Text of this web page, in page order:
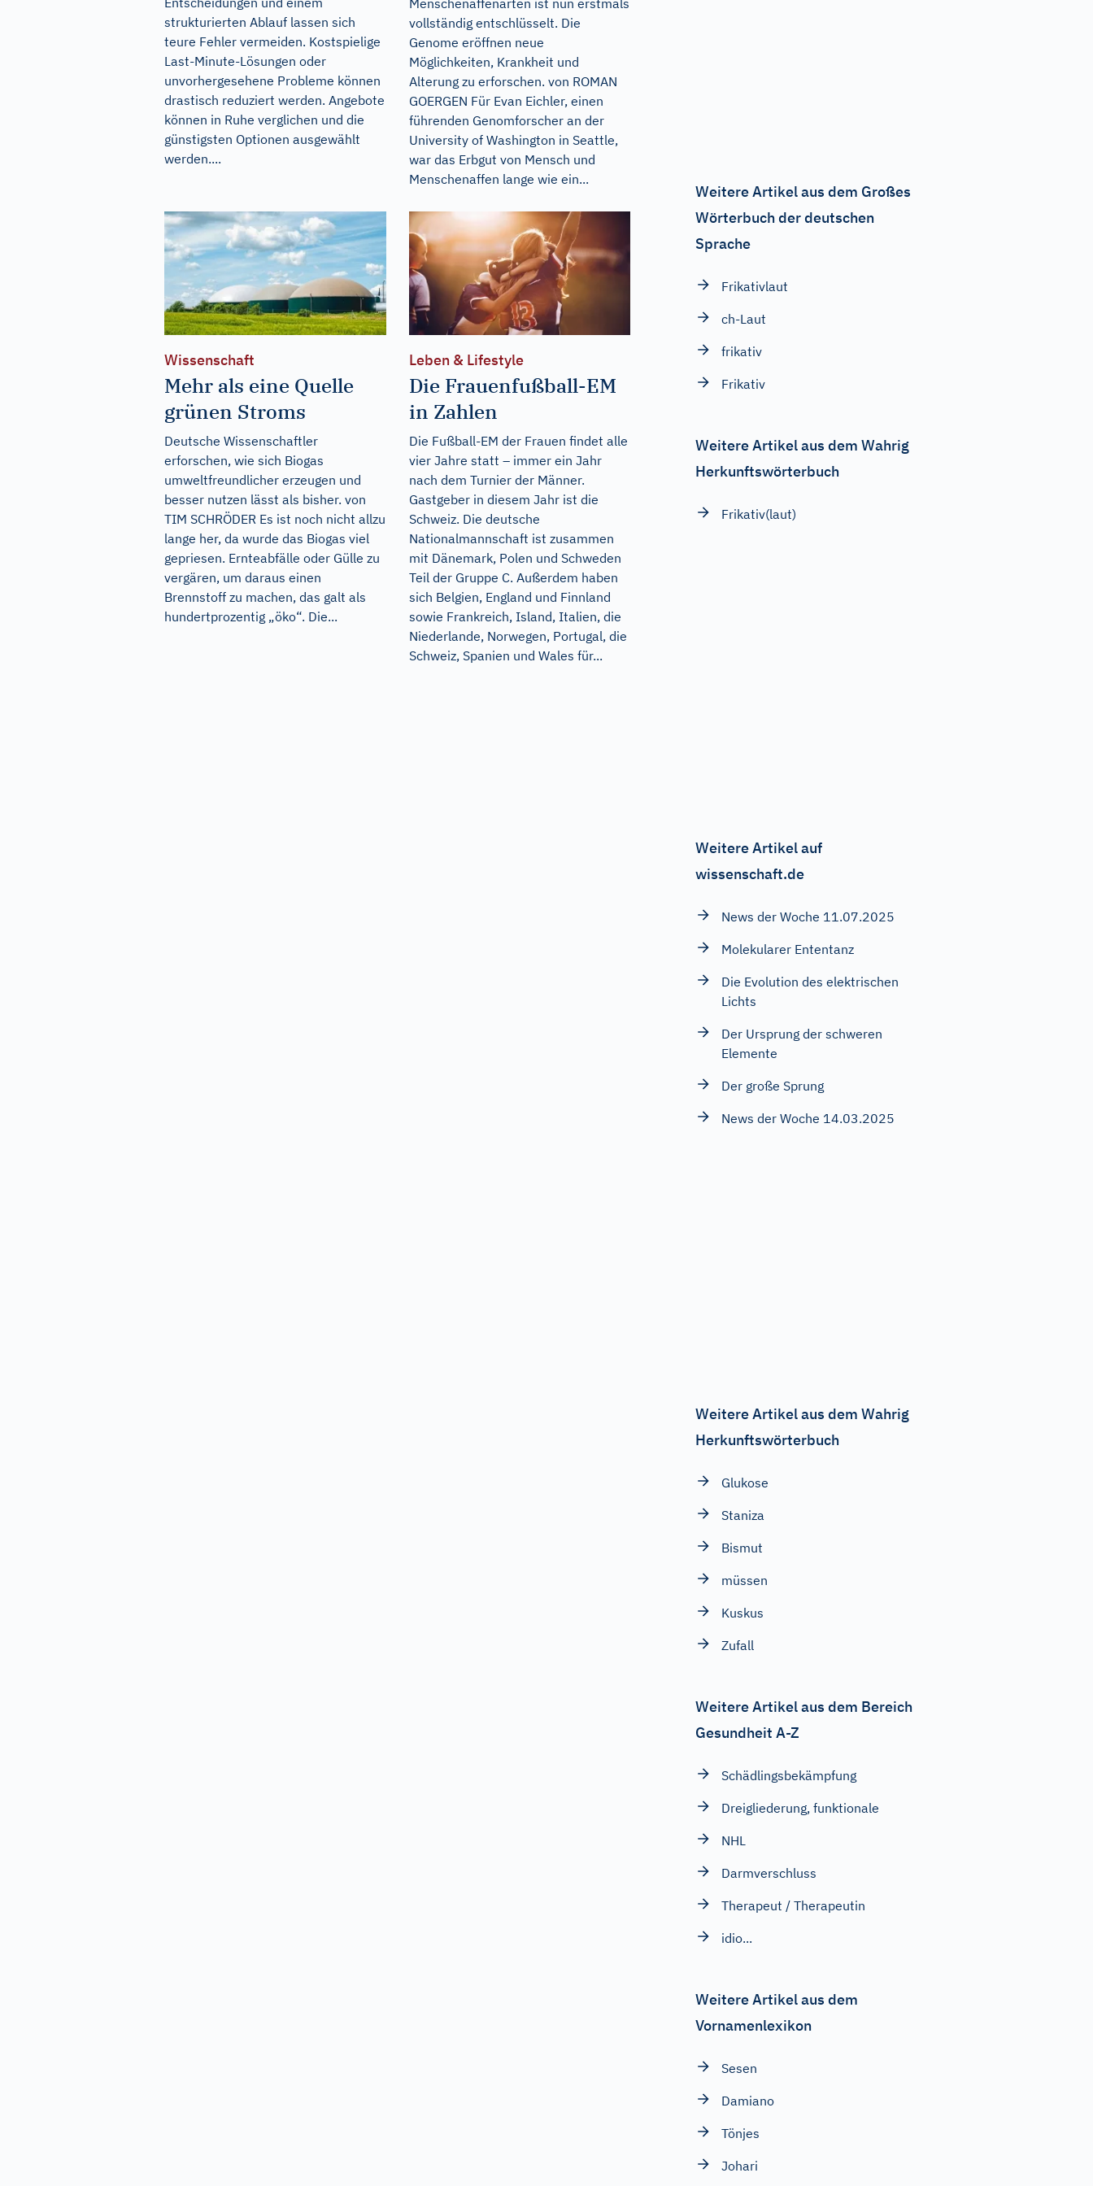
strukturierten Ablauf lassen sich
teure Fehler vermeiden. Kostspielige
Last-Minute-Lösungen oder
unvorhergesehene Probleme können
drastisch reduziert werden. Angebote
können in Ruhe verglichen und die
günstigsten Optionen ausgewählt
werden....
vollständig entschlüsselt. Die
Genome eröffnen neue
Möglichkeiten, Krankheit und
Alterung zu erforschen. von ROMAN
GOERGEN Für Evan Eichler, einen
führenden Genomforscher an der
University of Washington in Seattle,
war das Erbgut von Mensch und
Menschenaffen lange wie ein...
Wissenschaft
Mehr als eine Quelle
grünen Stroms
Deutsche Wissenschaftler
erforschen, wie sich Biogas
umweltfreundlicher erzeugen und
besser nutzen lässt als bisher. von
TIM SCHRÖDER Es ist noch nicht allzu
lange her, da wurde das Biogas viel
gepriesen. Ernteabfälle oder Gülle zu
vergären, um daraus einen
Brennstoff zu machen, das galt als
hundertprozentig „öko“. Die...
Leben & Lifestyle
Die Frauenfußball-EM
in Zahlen
Die Fußball-EM der Frauen findet alle
vier Jahre statt – immer ein Jahr
nach dem Turnier der Männer.
Gastgeber in diesem Jahr ist die
Schweiz. Die deutsche
Nationalmannschaft ist zusammen
mit Dänemark, Polen und Schweden
Teil der Gruppe C. Außerdem haben
sich Belgien, England und Finnland
sowie Frankreich, Island, Italien, die
Niederlande, Norwegen, Portugal, die
Schweiz, Spanien und Wales für...
Weitere Artikel aus dem Großes
Wörterbuch der deutschen
Sprache
Frikativlaut
ch-Laut
frikativ
Frikativ
Weitere Artikel aus dem Wahrig
Herkunftswörterbuch
Frikativ(laut)
Weitere Artikel auf
wissenschaft.de
News der Woche 11.07.2025
Molekularer Ententanz
Die Evolution des elektrischen
Lichts
Der Ursprung der schweren
Elemente
Der große Sprung
News der Woche 14.03.2025
Weitere Artikel aus dem Wahrig
Herkunftswörterbuch
Glukose
Staniza
Bismut
müssen
Kuskus
Zufall
Weitere Artikel aus dem Bereich
Gesundheit A-Z
Schädlingsbekämpfung
Dreigliederung, funktionale
NHL
Darmverschluss
Therapeut / Therapeutin
idio...
Weitere Artikel aus dem
Vornamenlexikon
Sesen
Damiano
Tönjes
Johari